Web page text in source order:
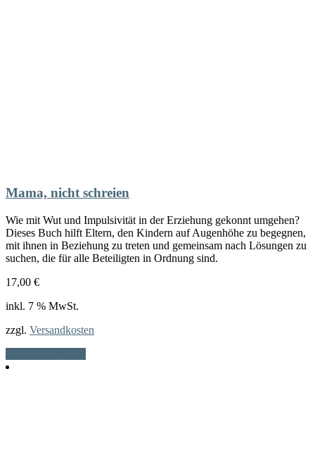
Mama, nicht schreien
Wie mit Wut und Impulsivität in der Erziehung gekonnt umgehen?
Dieses Buch hilft Eltern, den Kindern auf Augenhöhe zu begegnen,
mit ihnen in Beziehung zu treten und gemeinsam nach Lösungen zu
suchen, die für alle Beteiligten in Ordnung sind.
17,00 €
inkl. 7 % MwSt.
zzgl. Versandkosten